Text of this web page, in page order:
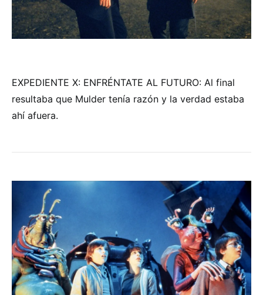
EXPEDIENTE X: ENFRÉNTATE AL FUTURO: Al final
resultaba que Mulder tenía razón y la verdad estaba
ahí afuera.